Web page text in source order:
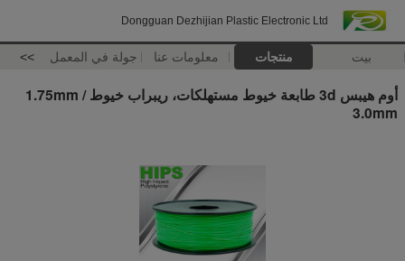
Dongguan Dezhijian Plastic Electronic Ltd
بيت منتجات معلومات عنا جولة في المعمل >>
أوم هيبس 3d طابعة خيوط مستهلكات، ريبراب خيوط 1.75mm /
3.0mm